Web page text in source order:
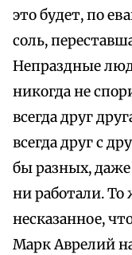
это будет, по
соль,
Непраздные
никогда не
всегда друг
всегда друг с
бы разных,
ни работали. То
несказанное,
Марк Аврелий